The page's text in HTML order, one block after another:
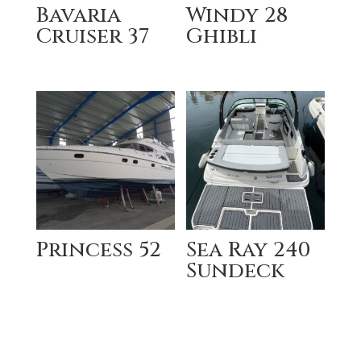
Bavaria
Cruiser 37
Windy 28
Ghibli
Princess 52 Sea Ray 240
Sundeck